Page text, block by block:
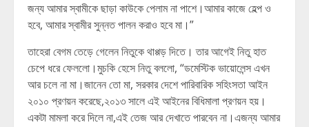
জন্য আমার স্বামীকে ছাড়া কাউকে পেলাম না পাশে।আমার কাজে হেল্প ও
হবে, আমার স্বামীর সুন্নত পালন করাও হবে মা।”
তাহেরা বেগম তেড়ে গেলেন নিতুকে থাপ্পড় দিতে। তার আগেই নিতু হাত
চেপে ধরে ফেললো।মুচকি হেসে নিতু বললো, “ডমেস্টিক ভায়োলেন্স এখন
আর চলে না মা।জানেন তো মা, সরকার দেশে পারিবারিক সহিংসতা আইন
২০১০ প্রণয়ন করেছে,২০১৩ সালে এই আইনের বিধিমালা প্রণয়ন হয়।
একটা মামলা করে দিলে না,এই তেজ আর দেখাতে পারবেন না।এজন্য আমার